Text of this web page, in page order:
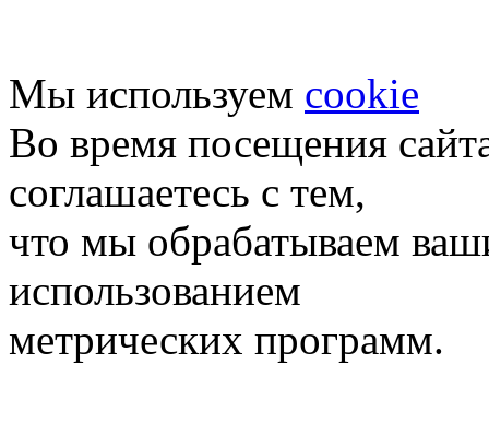
Мы используем cookie
Во время посещения
соглашаетесь с тем,
что мы обрабатываем
использованием
метрических программ.